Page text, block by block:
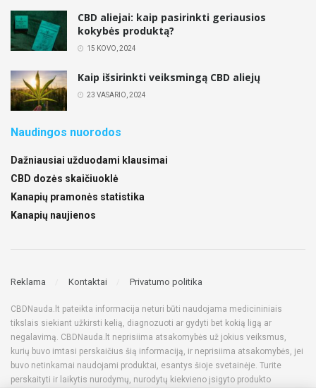
CBD aliejai: kaip pasirinkti geriausios
kokybės produktą?
15 KOVO, 2024
Kaip išsirinkti veiksmingą CBD aliejų
23 VASARIO, 2024
Naudingos nuorodos
Dažniausiai užduodami klausimai
CBD dozės skaičiuoklė
Kanapių pramonės statistika
Kanapių naujienos
Reklama Kontaktai Privatumo politika
CBDNauda.lt pateikta informacija neturi būti naudojama medicininiais
tikslais siekiant užkirsti kelią, diagnozuoti ar gydyti bet kokią ligą ar
negalavimą. CBDNauda.lt neprisiima atsakomybės už jokius veiksmus,
kurių buvo imtasi perskaičius šią informaciją, ir neprisiima atsakomybės, jei
buvo netinkamai naudojami produktai, esantys šioje svetainėje. Turite
perskaityti ir laikytis nurodymų, nurodytų kiekvieno įsigyto produkto